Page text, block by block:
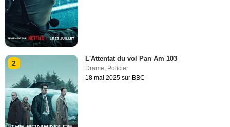
2
L'Attentat du vol Pan Am 103
Drame, Policier
18 mai 2025 sur BBC